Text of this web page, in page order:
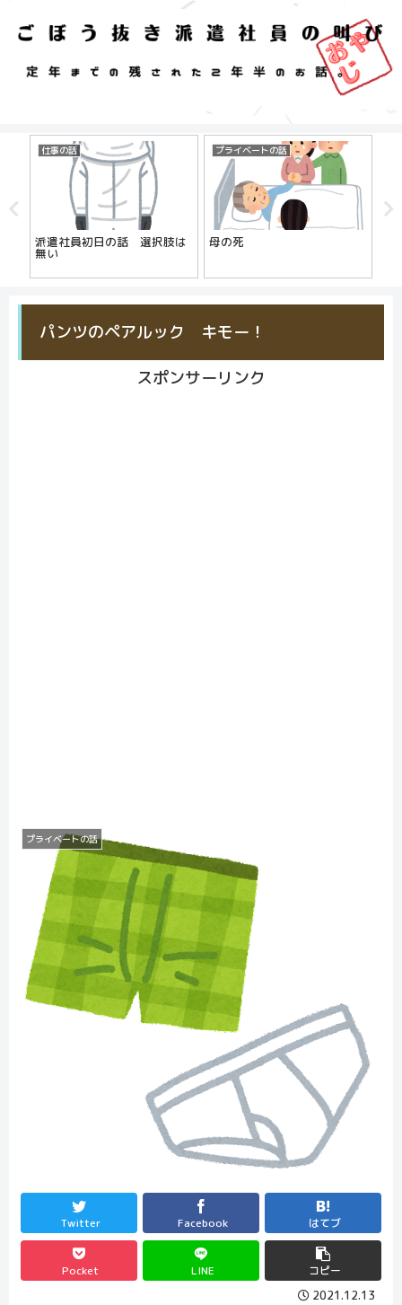
仕事の話
派遣社員初日の話 選択肢は
無い
プライベートの話
母の死
パンツのペアルック キモー！
スポンサーリンク
プライベートの話
Twitter Facebook はてブ
Pocket LINE コピー
2021.12.13